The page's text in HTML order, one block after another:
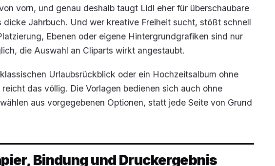
vorn, und genau deshalb taugt Lidl eher für überschaubare
dicke Jahrbuch. Und wer kreative Freiheit sucht, stößt schnell
Ebenen oder eigene Hintergrundgrafiken sind nur
die Auswahl an Cliparts wirkt angestaubt.
Urlaubsrückblick oder ein Hochzeitsalbum ohne
das völlig. Die Vorlagen bedienen sich auch ohne
aus vorgegebenen Optionen, statt jede Seite von Grund
Bindung und Druckergebnis